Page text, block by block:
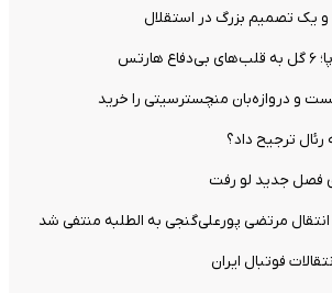
یک تصمیم بزرگ در استقلال
و دروازه‌بان منچسترسیتی را خرید
رئال ترجیح داد؟
فصل جدید لو رفت
مرتضی پورعلی‌گنجی به الطلبه منتفی شد
فوتبال ایران